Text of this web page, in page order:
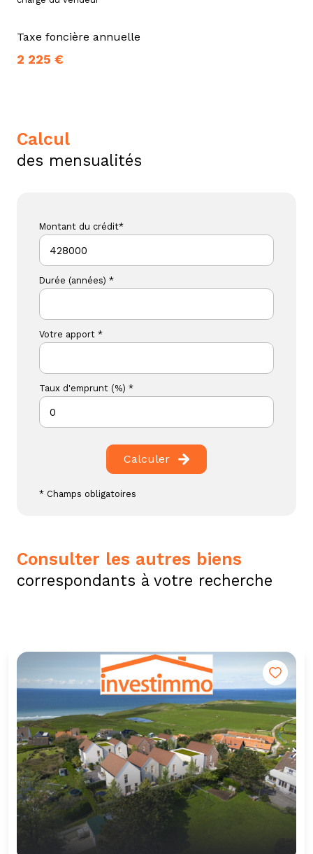
Taxe foncière annuelle
2 225 €
calcul
des mensualités
Montant du crédit*
Durée (années) *
Votre apport *
Taux d'emprunt (%) *
Calculer
* Champs obligatoires
consulter les autres biens
correspondants à votre recherche